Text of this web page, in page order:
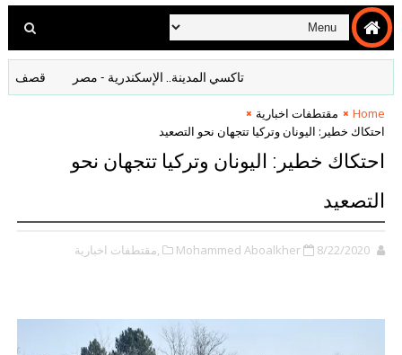
تاكسي المدينة.. الإسكندرية - مصر قصف المانيا
Home
مقتطفات اخبارية
احتكاك خطير: اليونان وتركيا تتجهان نحو التصعيد
احتكاك خطير: اليونان وتركيا تتجهان نحو
التصعيد
Mohammed Aboalkher 8/22/2020 ,مقتطفات اخبارية